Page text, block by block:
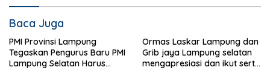
Baca Juga
PMI Provinsi Lampung
Tegaskan Pengurus Baru PMI
Lampung Selatan Harus
Ormas Laskar Lampung dan
Grib jaya Lampung selatan
mengapresiasi dan ikut serta